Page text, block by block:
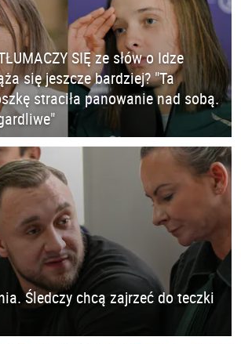
SIĘ ze słów o Idze
się jeszcze bardziej? "Ta
straciła panowanie nad sobą.
Śledczy chcą zajrzeć do teczki